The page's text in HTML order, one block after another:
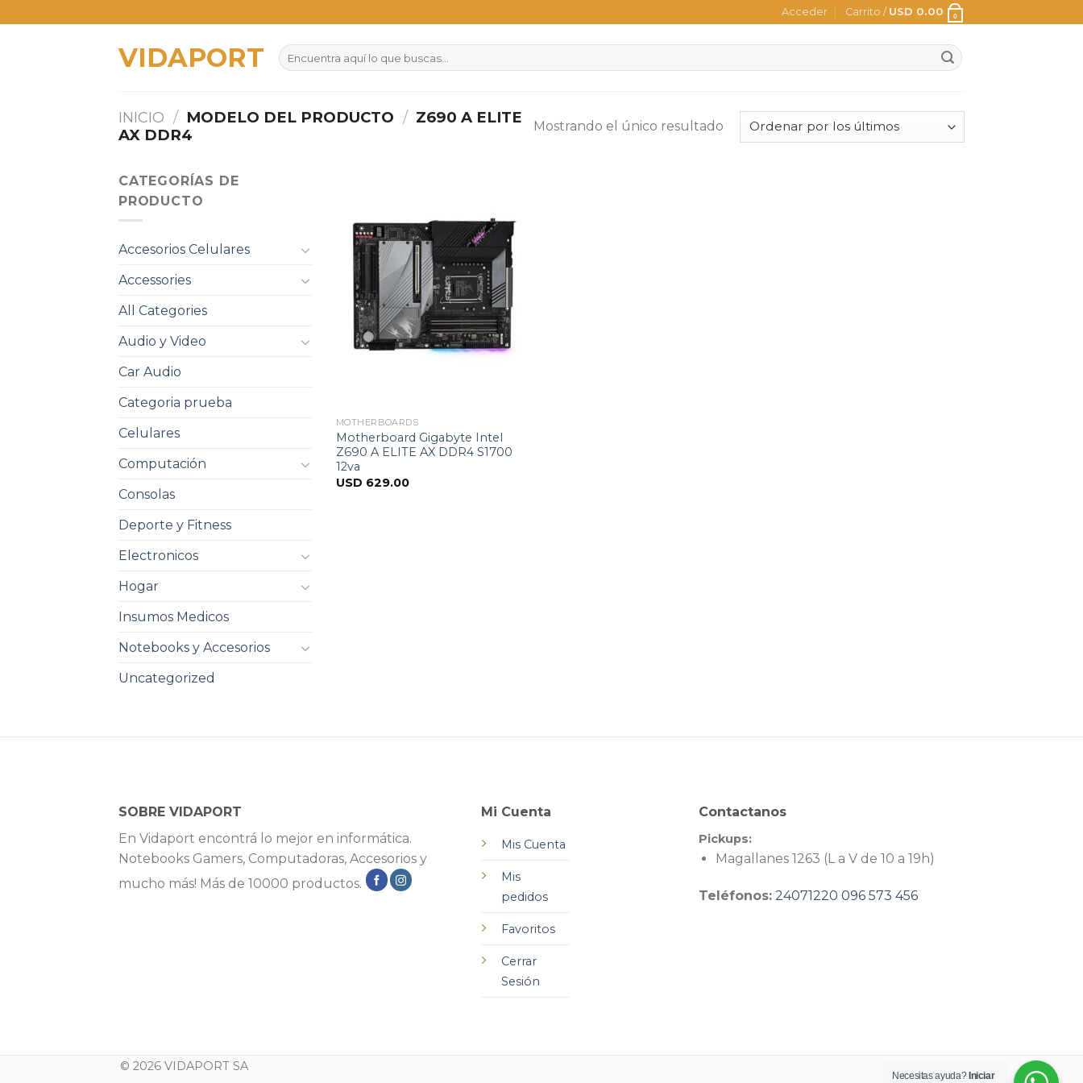
to
Acceder Carrito / USD 0.00 0
VIDAPORT
Buscar
por:
INICIO / MODELO DEL PRODUCTO / Z690 A ELITE
AX DDR4
Mostrando el único resultado
CATEGORÍAS DE
PRODUCTO
Accesorios Celulares
Accessories
All Categories
Audio y Video
Car Audio
Categoria prueba
Celulares
Computación
Consolas
Deporte y Fitness
Electronicos
Hogar
Insumos Medicos
Notebooks y Accesorios
Uncategorized
MOTHERBOARDS
Motherboard Gigabyte Intel
Z690 A ELITE AX DDR4 S1700
12va
USD 629.00
SOBRE VIDAPORT
En Vidaport encontrá lo mejor en informática.
Notebooks Gamers, Computadoras, Accesorios y
mucho más! Más de 10000 productos.
Mi Cuenta
Mis Cuenta
Mis
pedidos
Favoritos
Cerrar
Sesión
Contactanos
Pickups:
Magallanes 1263 (L a V de 10 a 19h)
Teléfonos: 24071220 096 573 456
© 2026 VIDAPORT SA
Necesitas ayuda? Iniciar